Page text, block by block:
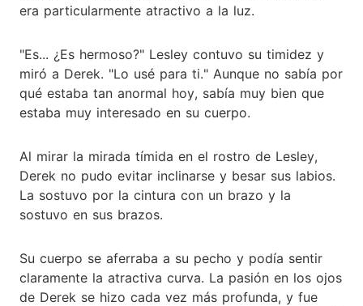
era particularmente atractivo a la luz.
"Es... ¿Es hermoso?" Lesley contuvo su timidez y
miró a Derek. "Lo usé para ti." Aunque no sabía por
qué estaba tan anormal hoy, sabía muy bien que
estaba muy interesado en su cuerpo.
Al mirar la mirada tímida en el rostro de Lesley,
Derek no pudo evitar inclinarse y besar sus labios.
La sostuvo por la cintura con un brazo y la
sostuvo en sus brazos.
Su cuerpo se aferraba a su pecho y podía sentir
claramente la atractiva curva. La pasión en los ojos
de Derek se hizo cada vez más profunda, y fue